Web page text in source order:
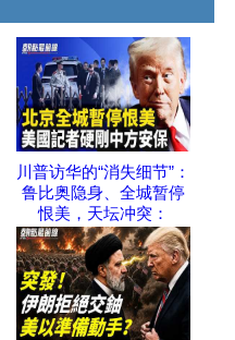
川普访华的“消失细节”：
鲁比奥隐身、全城暂停
恨美，天坛冲突：